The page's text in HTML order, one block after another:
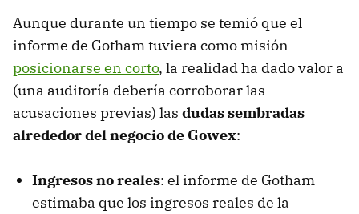
Aunque durante un tiempo se temió que el
informe de Gotham tuviera como misión
posicionarse en corto, la realidad ha dado valor a
(una auditoría debería corroborar las
acusaciones previas) las dudas sembradas
alrededor del negocio de Gowex:
Ingresos no reales: el informe de Gotham
estimaba que los ingresos reales de la